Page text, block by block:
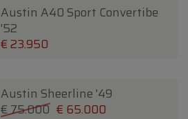
Austin A40 Sport Convertibe
'52
€ 23.950
Austin Sheerline '49
€ 75.000 € 65.000